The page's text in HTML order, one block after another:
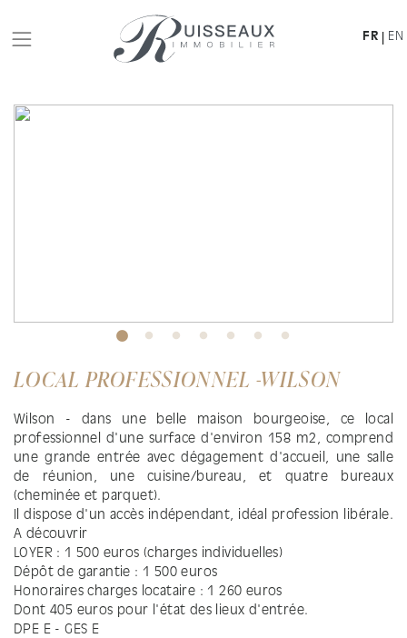
FR EN
LOCAL PROFESSIONNEL -WILSON
Wilson - dans une belle maison bourgeoise, ce local
professionnel d'une surface d'environ 158 m2, comprend
une grande entrée avec dégagement d'accueil, une salle
de réunion, une cuisine/bureau, et quatre bureaux
(cheminée et parquet).
Il dispose d'un accès indépendant, idéal profession libérale.
A découvrir
LOYER : 1 500 euros (charges individuelles)
Dépôt de garantie : 1 500 euros
Honoraires charges locataire : 1 260 euros
Dont 405 euros pour l'état des lieux d'entrée.
DPE E - GES E